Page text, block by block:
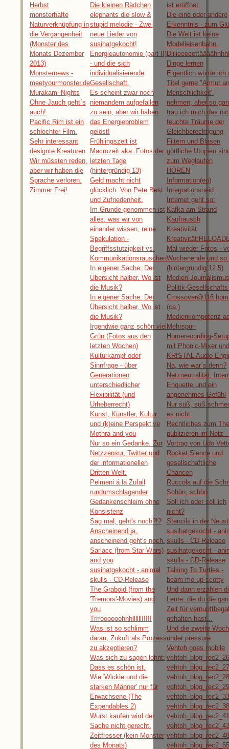
Herbst
monsterhafte
Naturverknüpfung in
die Vergangenheit
(Monster des
Monats Dezember
2013)
Monsternews -
meetyourmonster.de
Murakami Nights
Ohne Jauch geht´s
auch!
Pacific Rim ist ein
schlechter Film.
Sehr interessant
designte Kreaturen
Wir müssten reden,
aber wir haben die
Sprache verloren.
Zimmer Frei!
Die kleinen Rädchen
elephants die slow &
stupid melodie - Zwei
neue Lieder von
susihatgekocht!
Energieautonomie (part II)
- und die sich
individualisierende
Gesellschaft.
Es scheint zwar noch
niemandem aufgefallen
zu sein, aber wir haben
das Energieproblem
gelöst!
Frühlingszeit ist
Macrozeit aka. Fotos der
letzten Tage
(hintergründig 13)
Geld macht nicht
glücklich. Von Pete Best
und Zufriedenheit.
Im Grunde genommen ist
alles, was wir von
einander wissen, reine
Spekulation -
Begriffsstutzigkeit vs.
Kommunikationsrauschen
In eigener Sache: Der
Übersicht halber. Wo ist
die Musik?
In eigener Sache: Der
Übersicht halber. Wo ist
die Musik?
Irgendwie ganz schön viel
Grün (Fotos aus den
letzten Wochen)
Kulturkampf oder
Sinnfrage - über
Generationen
unterschiedlicher
Flexibilität (und
Urheberrecht)
Kunst, Künstler, Kultur
und (k)eine Perspektive
Mothra and you
Nur so ein Gedanke. Zur
Netzzensur, Twitter und
der informationellen
Dritten Welt.
Pelmeni á la Zufall
rundumschlagender
Gedankenschleim ohne
Konsistenz
Sag mal, geht's noch?!?
Anscheinend ja,
anscheinend geht's noch.
Sarlacc (from Star Wars)
and you
susihatgekocht - animal
skulls - CD-Release
The Graboid (from the
'Tremors'-Movies) and
you
Trrroooooohhhllllll!!!!!
Was ist so schlimm
daran, Zukuft als Prozess
zu akzeptieren?
Was sich zu sagen lohnt:
Dass es schön ist.
Wie 'Wickie und die
starken Männer' nur für
Erwachsene (The
Expendables 2)
Wurst kaufen wird der
Sache nicht gerecht.
Zeitfresser (kein Monster
des Monats)
ist eröffnet.
Die eine oder andere
Erkenntnis - zum
Die Welt ist keine
Modelleisenbahn.
Dinge lernen
Eigentlich würde ich
Titel gerne "Armut an
Menschlichkeit"
nehmen, aber so
trau ich mich das
feuchte Träume der
Gleichberechtigung
Filtern und Blasen
göttliche Utopien
zum Weglaufen
HÖREN
Information(en)
Integrationsneid
Internet geht so:
Kafka am Strand
Kaufrausch
Kreativität
Mal wieder Fotos -
Wochenende und
(hintergründig 12.5)
Medien-
Politik-
Crossover@116 bpm
(ca.)
Medienkompetenz
Mehrspur-
Homerecording-
mit Phonic-Mixer und
KRISTAL Audio
Na, wie war´s denn?
Netzneutralität,
Enquette und ein
angenehmes Gefühl
Nur süß, süß
es nicht.
Rechtliches zum
publizieren im Netz -
Vortrag von Udo
Rocket Sience und
gesellschaftliche
Chancen
Ruccola auf die
Schön, schön
Soll ich oder soll ich
nicht?
Stencils in der
susihatgekocht -
skulls - CD-Release
susihatgekocht -
skulls - CD-Release
Talking To Turtles -
beam me up scotty
Und dann erzählen
Leute, die du die
Zeit für
gehalten hast...
Und die zweite
under pressure
Vehtoh goes mobile
vehtoh_blog_rec2_26
vehtoh_blog_rec2_27
vehtoh_blog_rec2_28
vehtoh_blog_rec2_29
vehtoh_blog_rec2_33
vehtoh_blog_rec2_38
vehtoh_blog_rec2_41
vehtoh_blog_rec2_43
vehtoh_blog_rec2_48
vehtoh_blog_rec2_55